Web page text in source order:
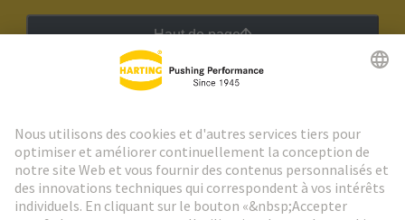
Haut de page